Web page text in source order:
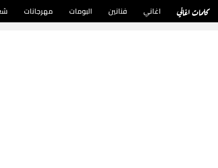
كلمات اغاني اغاني فنانين البومات مهرجانات